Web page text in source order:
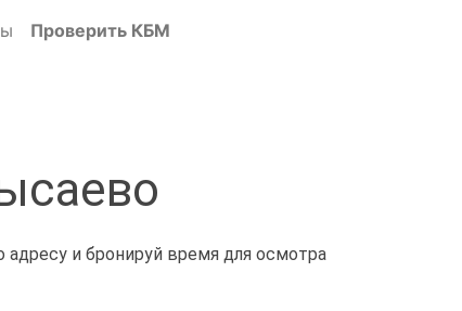
Проверить КБМ
и бронируй время для осмотра